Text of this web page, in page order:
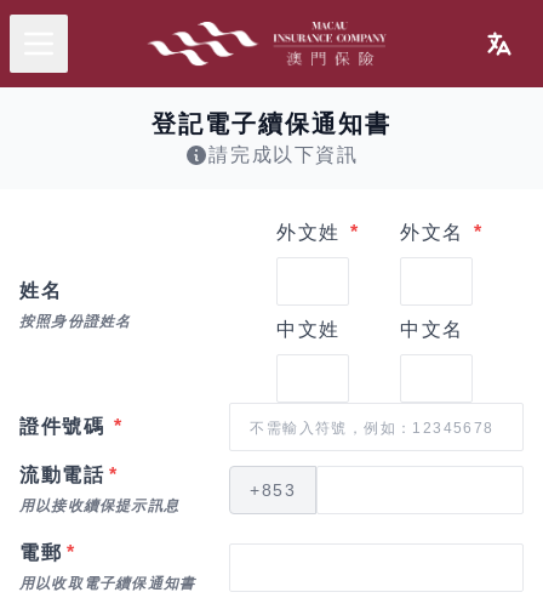
登記電子續保通知書
請完成以下資訊
姓名
按照身份證姓名
外文姓 * 外文名 *
中文姓 中文名
證件號碼 *
流動電話 *
用以接收續保提示訊息
+853
電郵 *
用以收取電子續保通知書